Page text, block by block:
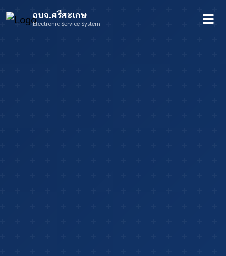
อบจ.ศรีสะเกษ
Electronic Service System